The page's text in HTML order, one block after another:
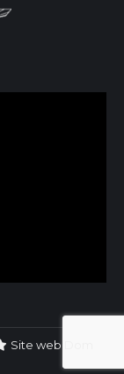
Site web